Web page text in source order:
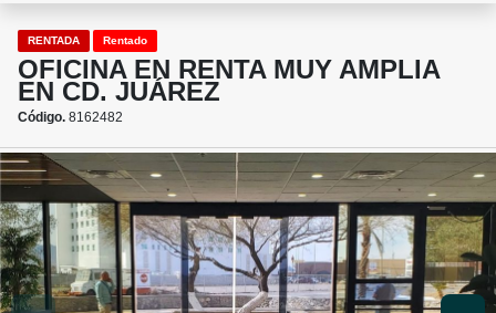
RENTADA Rentado
OFICINA EN RENTA MUY AMPLIA
EN CD. JUÁREZ
Código. 8162482